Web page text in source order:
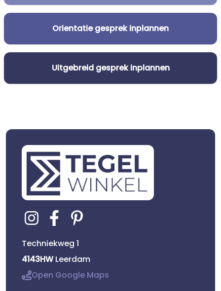
Orientatie gesprek inplannen
Uitgebreid gesprek inplannen
Techniekweg 1
4143HWLeerdam
Open Google Maps